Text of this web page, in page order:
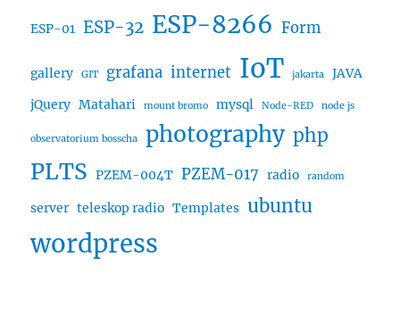
ESP-01 ESP-32 ESP-8266 Form
gallery GIT grafana internet IoT jakarta
JAVA
jQuery Matahari mount bromo mysql Node-RED node js
observatorium bosscha photography php
PLTS PZEM-004T PZEM-017 radio random
server teleskop radio Templates ubuntu
wordpress